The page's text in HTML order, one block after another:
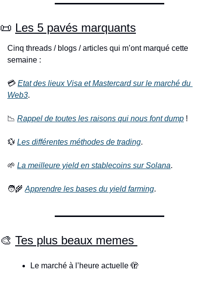
📜 Les 5 pavés marquants
Cinq threads / blogs / articles qui m’ont marqué cette
semaine :
💳 Etat des lieux Visa et Mastercard sur le marché du
Web3.
📉 Rappel de toutes les raisons qui nous font dump !
💱 Les différentes méthodes de trading.
🌱 La meilleure yield en stablecoins sur Solana.
🧑‍🌾 Apprendre les bases du yield farming.
🎨 Tes plus beaux memes
Le marché à l’heure actuelle 🫣